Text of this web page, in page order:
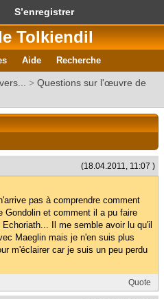
S’enregistrer
Tolkiendil
Aide Recherche
> Questions sur l'œuvre de
(18.04.2011, 11:07 )
pas à comprendre comment
Gondolin et comment il a pu faire
Il me semble avoir lu qu'il
Maeglin mais je n'en suis plus
m'éclairer car je suis un peu perdu
Quote